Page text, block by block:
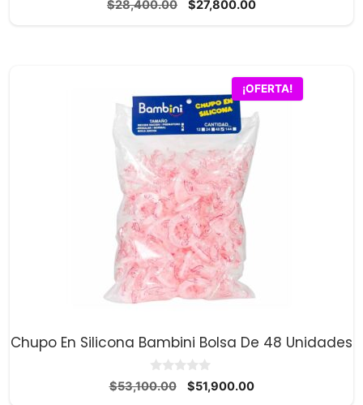
d
$28,400.00
El
$27,800.00El
¡OFERTA!
Chupo En Silicona Bambini Bolsa De 48 Unidades
0
d
$53,100.00
El
$51,900.00El